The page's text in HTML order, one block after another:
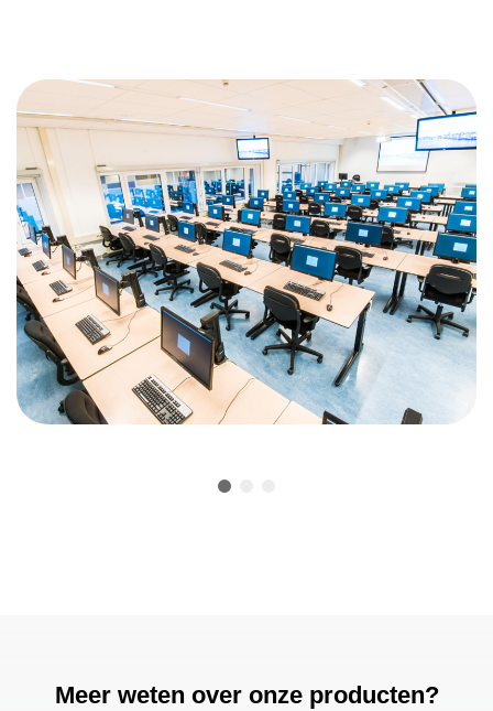
Meer weten over onze producten?